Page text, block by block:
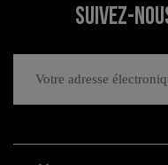
Suivez-